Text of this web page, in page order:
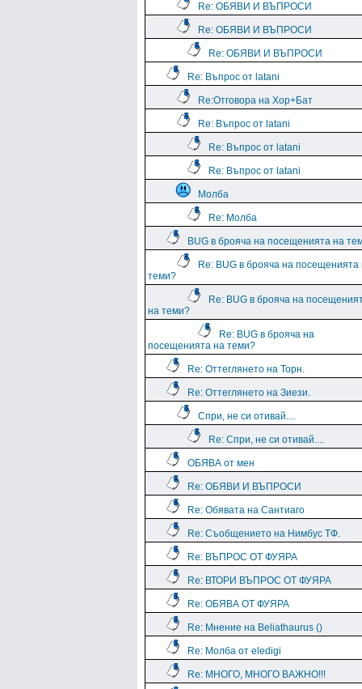
Re: ОБЯВИ И ВЪПРОСИ
Re: ОБЯВИ И ВЪПРОСИ
Re: ОБЯВИ И ВЪПРОСИ
Re: Въпрос от latani
Re:Отговора на Хор+Бат
Re: Въпрос от latani
Re: Въпрос от latani
Re: Въпрос от latani
Молба
Re: Молба
BUG в брояча на посещенията на
Re: BUG в брояча на посещенията
теми?
Re: BUG в брояча на
на теми?
Re: BUG в брояча на
посещенията на теми?
Re: Оттеглянето на Торн.
Re: Оттеглянето на Зиези.
Спри, не си отивай....
Re: Спри, не си отивай....
ОБЯВА от мен
Re: ОБЯВИ И ВЪПРОСИ
Re: Обявата на Сантиаго
Re: Съобщението на Нимбус ТФ.
Re: ВЪПРОС ОТ ФУЯРА
Re: ВТОРИ ВЪПРОС ОТ ФУЯРА
Re: ОБЯВА ОТ ФУЯРА
Re: Мнение на Beliathaurus ()
Re: Молба от eledigi
Re: МНОГО, МНОГО ВАЖНО!!!